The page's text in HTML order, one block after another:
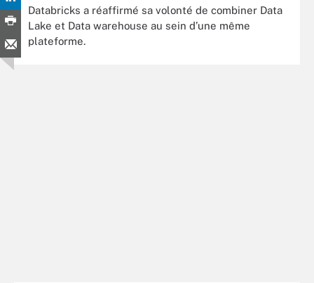
Databricks a réaffirmé sa volonté de combiner Data
Lake et Data warehouse au sein d’une même
plateforme.